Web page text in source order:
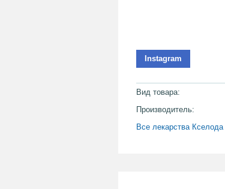
Instagram
Вид товара:
Производитель:
Все лекарства Кселода